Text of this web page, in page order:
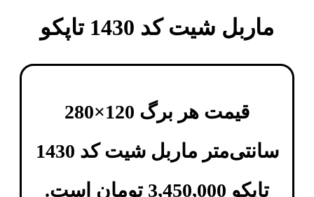
ماربل شیت کد 1430 تاپکو
قیمت هر برگ 120×280
سانتی‌متر
ماربل شیت کد 1430
تاپکو 3,450,000 تومان است.